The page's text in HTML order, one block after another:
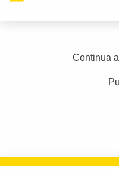
Continua